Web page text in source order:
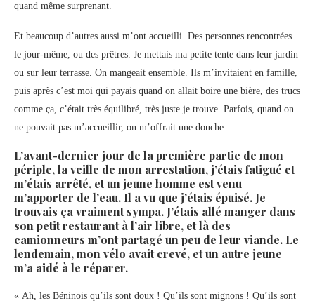
quand même surprenant.
Et beaucoup d’autres aussi m’ont accueilli. Des personnes rencontrées
le jour-même, ou des prêtres. Je mettais ma petite tente dans leur jardin
ou sur leur terrasse. On mangeait ensemble. Ils m’invitaient en famille,
puis après c’est moi qui payais quand on allait boire une bière, des trucs
comme ça, c’était très équilibré, très juste je trouve. Parfois, quand on
ne pouvait pas m’accueillir, on m’offrait une douche.
L’avant-dernier jour de la première partie de mon
périple, la veille de mon arrestation, j’étais fatigué et
m’étais arrêté, et un jeune homme est venu
m’apporter de l’eau. Il a vu que j’étais épuisé. Je
trouvais ça vraiment sympa. J’étais allé manger dans
son petit restaurant à l’air libre, et là des
camionneurs m’ont partagé un peu de leur viande. Le
lendemain, mon vélo avait crevé, et un autre jeune
m’a aidé à le réparer.
« Ah, les Béninois qu’ils sont doux ! Qu’ils sont mignons ! Qu’ils sont